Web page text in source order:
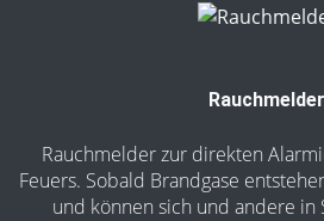
Rauchmelder
Rauchmelder zur direkten
Feuers. Sobald Brandgase
und können sich und andere in